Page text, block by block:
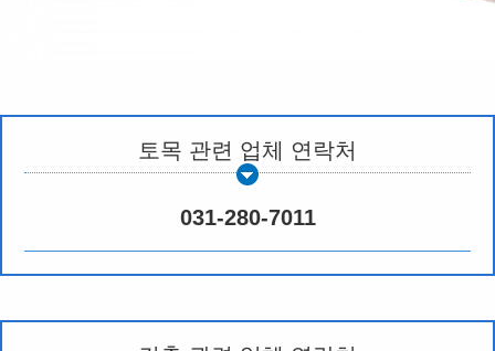
토목 관련 업체 연락처
031-280-7011